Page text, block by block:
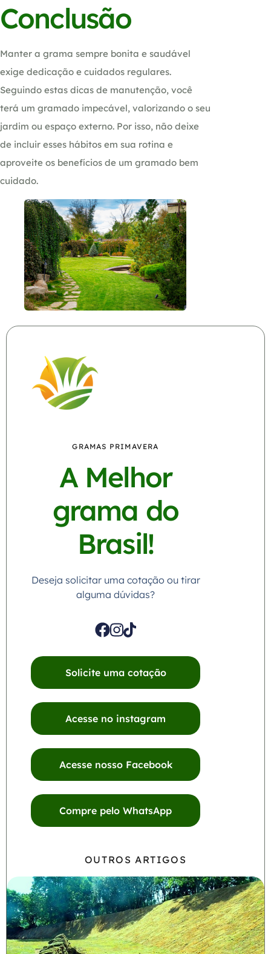
Conclusão
Manter a grama sempre bonita e saudável
exige dedicação e cuidados regulares.
Seguindo estas dicas de manutenção, você
terá um gramado impecável, valorizando o seu
jardim ou espaço externo. Por isso, não deixe
de incluir esses hábitos em sua rotina e
aproveite os benefícios de um gramado bem
cuidado.
GRAMAS PRIMAVERA
A Melhor
grama do
Brasil!
Deseja solicitar uma cotação ou tirar
alguma dúvidas?
Solicite uma cotação
Acesse no instagram
Acesse nosso Facebook
Compre pelo WhatsApp
OUTROS ARTIGOS